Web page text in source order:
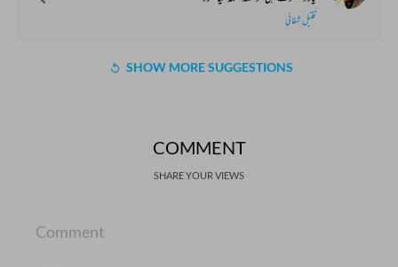
قتیل شفائی
SHOW MORE SUGGESTIONS
COMMENT
SHARE YOUR VIEWS
Comment